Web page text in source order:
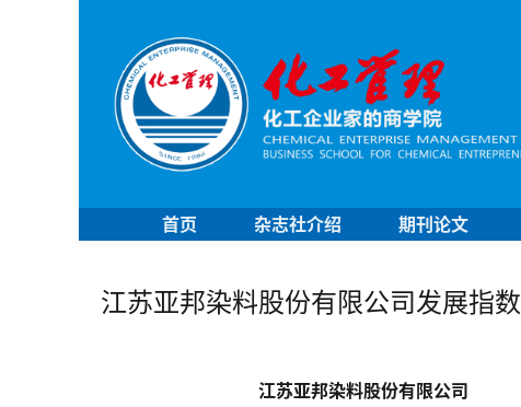
首页 杂志社介绍 期刊论文
江苏亚邦染料股份有限公司发展指数
江苏亚邦染料股份有限公司